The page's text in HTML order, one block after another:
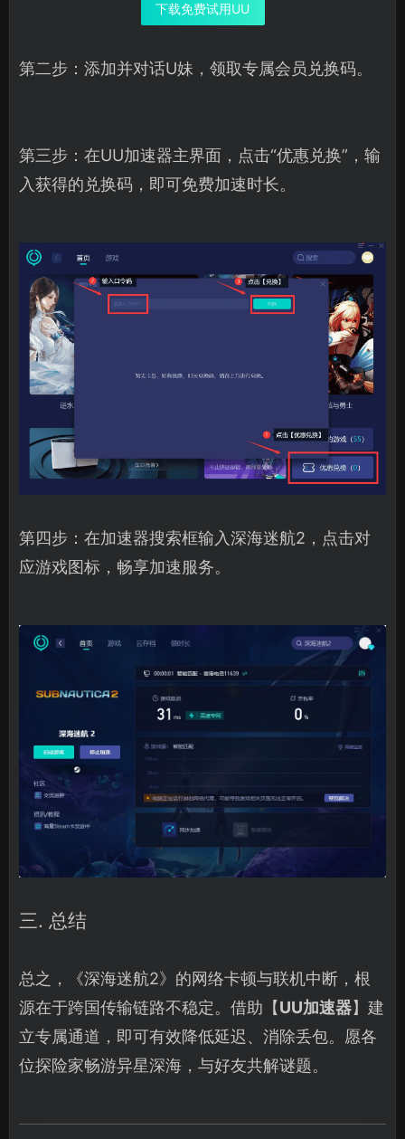
下载免费试用UU
第二步：添加并对话U妹，领取专属会员兑换码。
第三步：在UU加速器主界面，点击“优惠兑换”，输
入获得的兑换码，即可免费加速时长。
第四步：在加速器搜索框输入深海迷航2，点击对
应游戏图标，畅享加速服务。
三. 总结
总之，《深海迷航2》的网络卡顿与联机中断，根
源在于跨国传输链路不稳定。借助【UU加速器】建
立专属通道，即可有效降低延迟、消除丢包。愿各
位探险家畅游异星深海，与好友共解谜题。